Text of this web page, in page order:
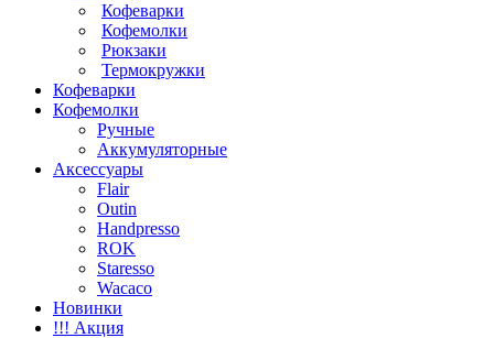
Кофеварки
Кофемолки
Рюкзаки
Термокружки
Кофеварки
Кофемолки
Ручные
Аккумуляторные
Аксессуары
Flair
Outin
Handpresso
ROK
Staresso
Wacaco
Новинки
!!! Акция